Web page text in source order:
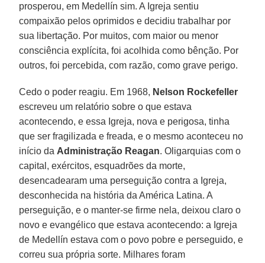
prosperou, em Medellín sim. A Igreja sentiu
compaixão pelos oprimidos e decidiu trabalhar por
sua libertação. Por muitos, com maior ou menor
consciência explícita, foi acolhida como bênção. Por
outros, foi percebida, com razão, como grave perigo.
Cedo o poder reagiu. Em 1968, Nelson Rockefeller
escreveu um relatório sobre o que estava
acontecendo, e essa Igreja, nova e perigosa, tinha
que ser fragilizada e freada, e o mesmo aconteceu no
início da Administração Reagan. Oligarquias com o
capital, exércitos, esquadrões da morte,
desencadearam uma perseguição contra a Igreja,
desconhecida na história da América Latina. A
perseguição, e o manter-se firme nela, deixou claro o
novo e evangélico que estava acontecendo: a Igreja
de Medellín estava com o povo pobre e perseguido, e
correu sua própria sorte. Milhares foram